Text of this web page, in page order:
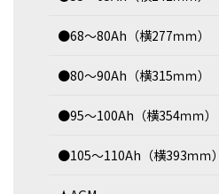
●68～80Ah（横277ｍｍ）
●80～90Ah（横315ｍｍ）
●95～100Ah（横354ｍｍ）
●105～110Ah（横393ｍｍ）